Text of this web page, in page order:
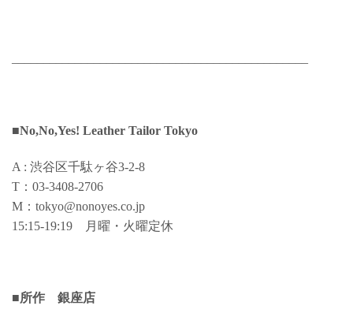
■No,No,Yes! Leather Tailor Tokyo
A : 渋谷区千駄ヶ谷3-2-8
T：03-3408-2706
M：tokyo@nonoyes.co.jp
15:15-19:19 月曜・火曜定休
■所作 銀座店